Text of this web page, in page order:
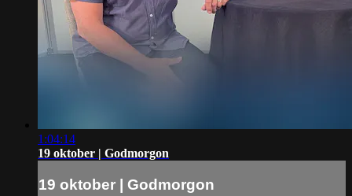
1:04:14
19 oktober | Godmorgon
19 oktober | Godmorgon